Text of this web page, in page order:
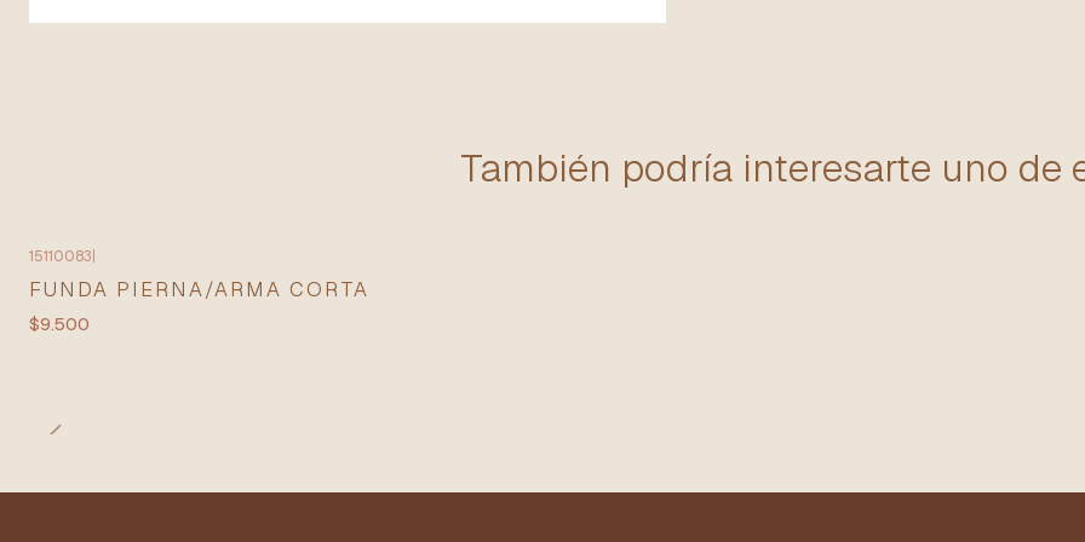
También podría interesarte uno de
15110083
FUNDA PIERNA/ARMA CORTA
$9.500